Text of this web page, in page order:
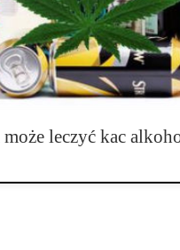
leczyć kac